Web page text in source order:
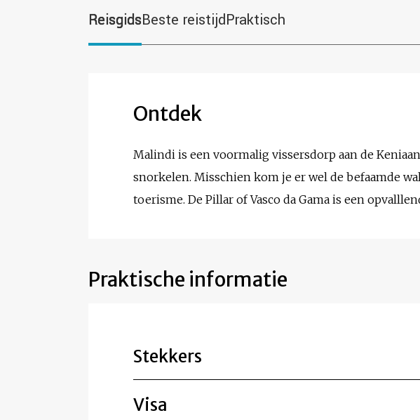
ReisgidsBeste reistijdPraktisch
Ontdek
Malindi is een voormalig vissersdorp aan de
snorkelen. Misschien kom je er wel de befaamde
toerisme. De Pillar of Vasco da Gama is een
Praktische informatie
Stekkers
Visa